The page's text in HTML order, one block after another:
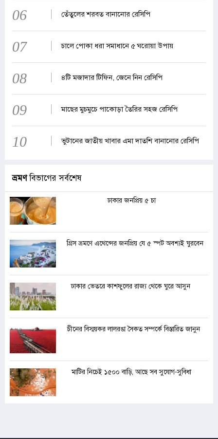
06 তেঁতুলের শরবত বানানোর রেসিপি
07 চালে পোকা ধরা সমাধানে ৫ ঘরোয়া উপায়
08 ৪টি মজাদার টিফিন, জেনে নিন রেসিপি
09 মাছের মুচমুচে পাকোড়া তৈরির সহজ রেসিপি
10 ভুটানের জাতীয় খাবার এমা দাতশি বানানোর রেসিপি
ভ্রমণবিভাগের সর্বশেষ
ঢাকার জনপ্রিয় ৫ চা
গ্রিস ভ্রমণে এথেন্সের জনপ্রিয় যে ৫ স্পট অবশ্যই ঘুরবেন
ঢাকার ভেতরে কাশফুলের রাজ্য থেকে ঘুরে আসুন
চীনের বিস্ময়কর লালরঙা সৈকত সম্পর্কে বিস্তারিত জানুন
মাটির নিচেই ১৫০০ বাড়ি, আছে সব সুযোগ-সুবিধা